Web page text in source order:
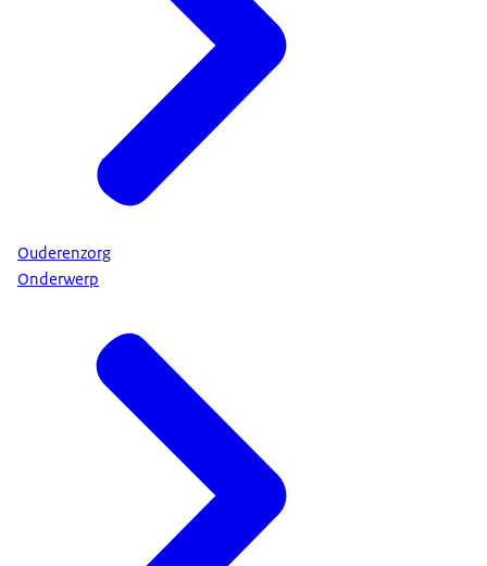
Ouderenzorg
Onderwerp